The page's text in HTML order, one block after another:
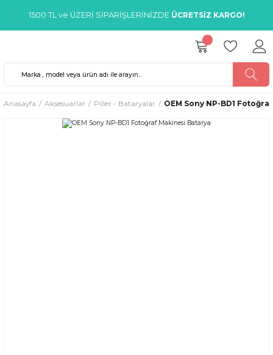
1500 TL ve ÜZERİ SİPARİŞLERİNİZDE ÜCRETSİZ KARGO!
Anasayfa Aksesuarlar Piller - Bataryalar OEM Sony NP-BD1